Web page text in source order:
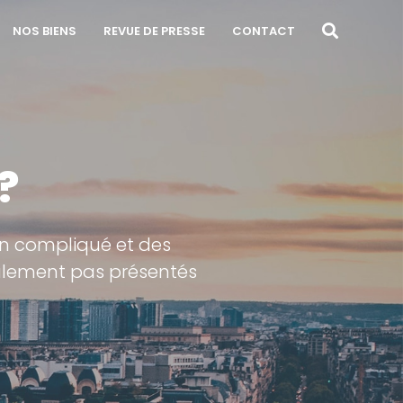
NOS BIENS REVUE DE PRESSE CONTACT
compliqué et des
pas présentés